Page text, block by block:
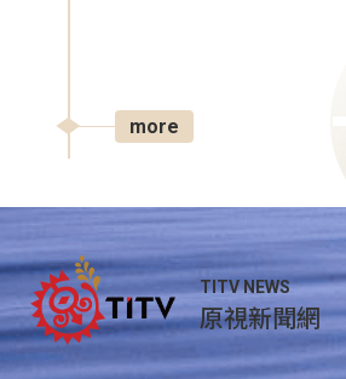
more
TITV NEWS
原視新聞網